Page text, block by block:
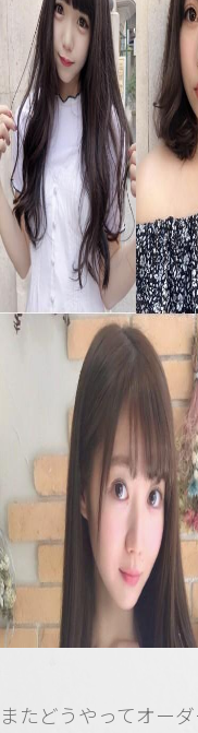
またどうやってオー